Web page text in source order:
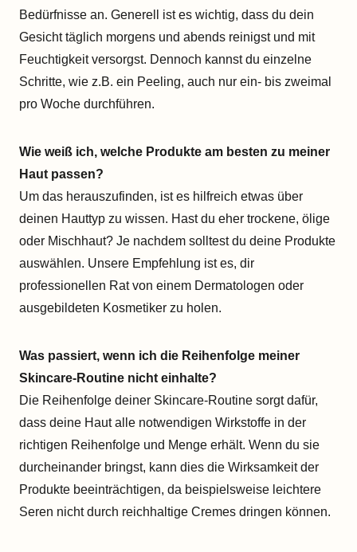
Bedürfnisse an. Generell ist es wichtig, dass du dein
Gesicht täglich morgens und abends reinigst und mit
Feuchtigkeit versorgst. Dennoch kannst du einzelne
Schritte, wie z.B. ein Peeling, auch nur ein- bis zweimal
pro Woche durchführen.
Wie weiß ich, welche Produkte am besten zu meiner
Haut passen?
Um das herauszufinden, ist es hilfreich etwas über
deinen Hauttyp zu wissen. Hast du eher trockene, ölige
oder Mischhaut? Je nachdem solltest du deine Produkte
auswählen. Unsere Empfehlung ist es, dir
professionellen Rat von einem Dermatologen oder
ausgebildeten Kosmetiker zu holen.
Was passiert, wenn ich die Reihenfolge meiner
Skincare-Routine nicht einhalte?
Die Reihenfolge deiner Skincare-Routine sorgt dafür,
dass deine Haut alle notwendigen Wirkstoffe in der
richtigen Reihenfolge und Menge erhält. Wenn du sie
durcheinander bringst, kann dies die Wirksamkeit der
Produkte beeinträchtigen, da beispielsweise leichtere
Seren nicht durch reichhaltige Cremes dringen können.